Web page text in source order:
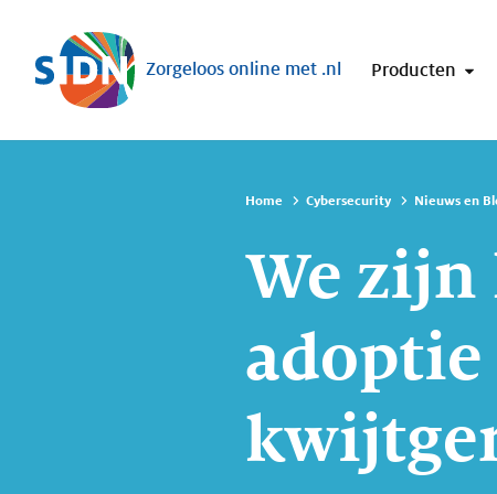
Sla navigatie over
Zorgeloos online met .nl Producten
Home Cybersecurity Nieuws en
We zijn